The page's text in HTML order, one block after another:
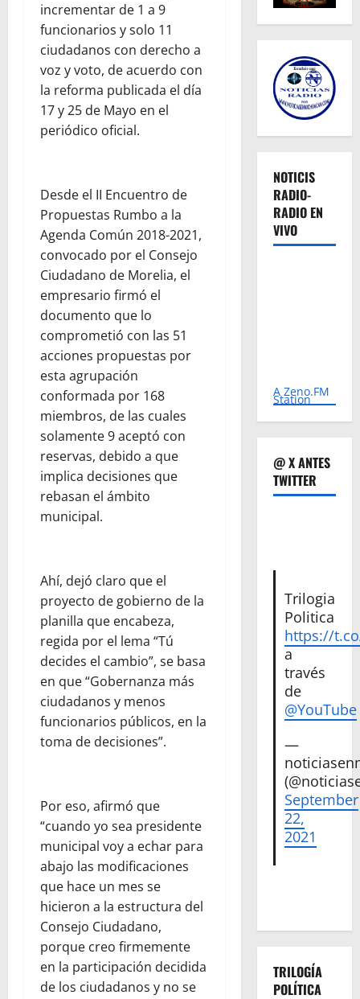
incrementar de 1 a 9
funcionarios y solo 11
ciudadanos con derecho a
voz y voto, de acuerdo con
la reforma publicada el día
17 y 25 de Mayo en el
periódico oficial.
Desde el II Encuentro de
Propuestas Rumbo a la
Agenda Común 2018-2021,
convocado por el Consejo
Ciudadano de Morelia, el
empresario firmó el
documento que lo
comprometió con las 51
acciones propuestas por
esta agrupación
conformada por 168
miembros, de las cuales
solamente 9 aceptó con
reservas, debido a que
implica decisiones que
rebasan el ámbito
municipal.
Ahí, dejó claro que el
proyecto de gobierno de la
planilla que encabeza,
regida por el lema “Tú
decides el cambio”, se basa
en que “Gobernanza más
ciudadanos y menos
funcionarios públicos, en la
toma de decisiones”.
Por eso, afirmó que
“cuando yo sea presidente
municipal voy a echar para
abajo las modificaciones
que hace un mes se
hicieron a la estructura del
Consejo Ciudadano,
porque creo firmemente
en la participación decidida
de los ciudadanos y no se
NOTICIS
RADIO-
RADIO EN
VIVO
A Zeno.FM
Station
@ X ANTES
TWITTER
Trilogia
Politica
https://
a
través
de
@YouTube
—
September
22,
2021
TRILOGÍA
POLÍTICA